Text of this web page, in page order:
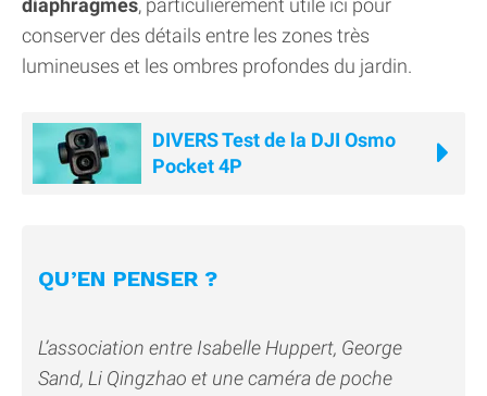
diaphragmes, particulièrement utile ici pour
conserver des détails entre les zones très
lumineuses et les ombres profondes du jardin.
DIVERS Test de la DJI Osmo
Pocket 4P
QU’EN PENSER ?
L’association entre Isabelle Huppert, George
Sand, Li Qingzhao et une caméra de poche